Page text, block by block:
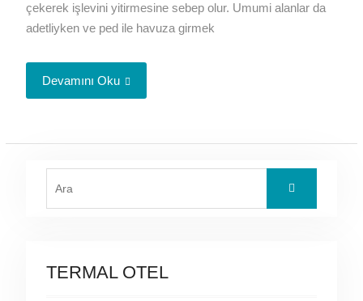
çekerek işlevini yitirmesine sebep olur. Umumi alanlar da
adetliyken ve ped ile havuza girmek
Devamını Oku
TERMAL OTEL